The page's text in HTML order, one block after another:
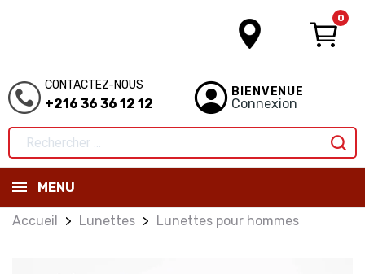
0
CONTACTEZ-NOUS
+216 36 36 12 12
BIENVENUE
Connexion
MENU
Accueil Lunettes Lunettes pour hommes